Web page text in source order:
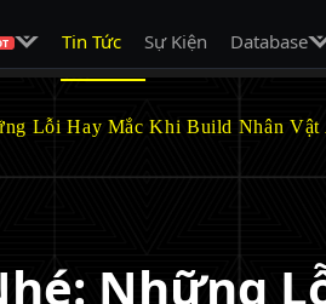
Mở menu con
Tin Tức Sự Kiện Database
Lỗi Hay Mắc Khi Build Nhân
Những